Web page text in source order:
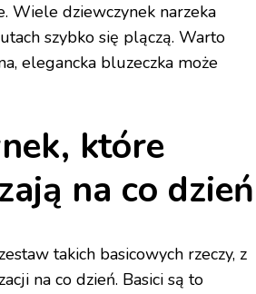
Wiele dziewczynek narzeka
szybko się plączą. Warto
elegancka bluzeczka może
które
na co dzień
takich basicowych rzeczy, z
na co dzień. Basici są to